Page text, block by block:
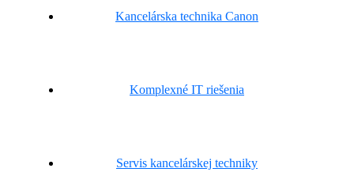
Kancelárska technika Canon
Komplexné IT riešenia
Servis kancelárskej techniky